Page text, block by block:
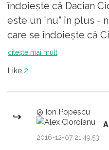
as avea vreo
Dragnea sau
nu am fost
pentru ca eu
neimportant,
van ) pe acest
acelea ca
îndoiește că Dacian
este un ”nu” în plus -
care se îndoiește că
citește mai mult
Like 2
@ Ion Popescu
2016-12-07 21:49:53